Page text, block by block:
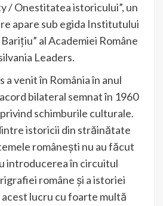
/ Onestitatea istoricului”, un
apare sub egida Institutului
al Academiei Române
Leaders.
venit în România în anul
bilateral semnat în 1960
privind schimburile culturale.
istoricii din străinătate
românești nu au făcut
introducerea în circuitul
române și a istoriei
lucru cu foarte multă